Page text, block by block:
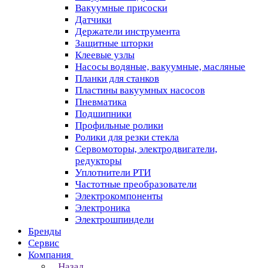
Вакуумные присоски
Датчики
Держатели инструмента
Защитные шторки
Клеевые узлы
Насосы водяные, вакуумные, масляные
Планки для станков
Пластины вакуумных насосов
Пневматика
Подшипники
Профильные ролики
Ролики для резки стекла
Сервомоторы, электродвигатели,
редукторы
Уплотнители РТИ
Частотные преобразователи
Электрокомпоненты
Электроника
Электрошпиндели
Бренды
Сервис
Компания